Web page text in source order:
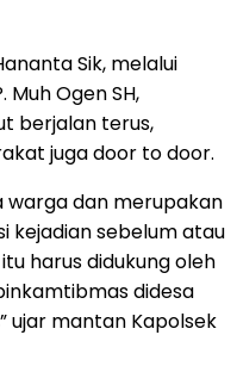
Sik, melalui
Muh Ogen SH,
berjalan terus,
juga door to door.
warga dan merupakan
kejadian sebelum atau
harus didukung oleh
didesa
ujar mantan Kapolsek